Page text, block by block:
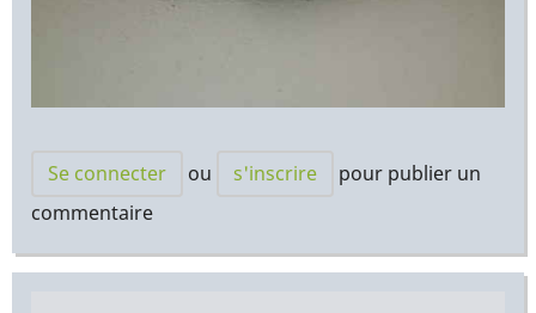
Se connecter ou s'inscrire
pour publier un
commentaire